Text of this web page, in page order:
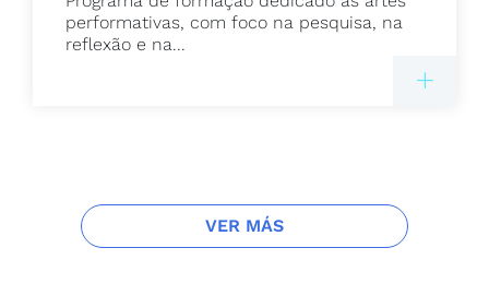
performativas, com foco na pesquisa, na
reflexão e na...
VER MÁS